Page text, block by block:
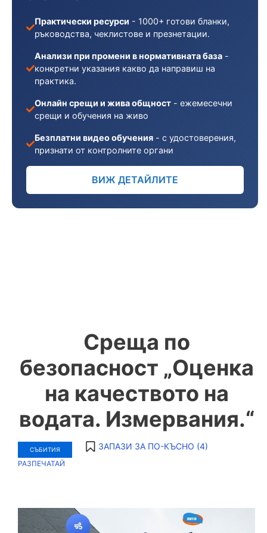
Среща по
безопасност „Оценка
на качеството на
водата. Измервания.“
СЪБИТИЯ ЗАПАЗИ ЗА ПО-КЪСНО (4)
РАЗПЕЧАТАЙ
Практически ресурси - 1000+ готови бланки,
ръководства, чеклистове и презнетации.
Анализи при промени в нормативната база -
конкретни указания какво да направиш на
практика.
Онлайн срещи и жива общност - ежемесечни
срещи и обучения на живо
Безплатни видео обучения - с удостоверения,
признати от контролните органи
ВИЖ ДЕТАЙЛИТЕ